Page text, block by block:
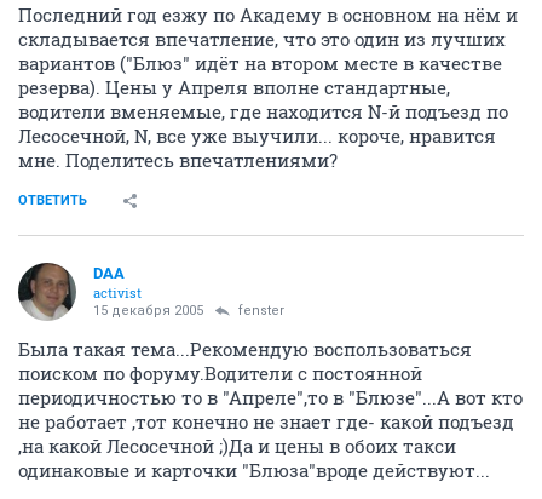
Последний год езжу по Академу в основном на нём и
складывается впечатление, что это один из лучших
вариантов ("Блюз" идёт на втором месте в качестве
резерва). Цены у Апреля вполне стандартные,
водители вменяемые, где находится N-й подъезд по
Лесосечной, N, все уже выучили... короче, нравится
мне. Поделитесь впечатлениями?
ОТВЕТИТЬ
DAA
activist
15 декабря 2005 fenster
Была такая тема...Рекомендую воспользоваться
поиском по форуму.Водители с постоянной
периодичностью то в "Апреле",то в "Блюзе"...А вот кто
не работает ,тот конечно не знает где- какой подъезд
,на какой Лесосечной ;)Да и цены в обоих такси
одинаковые и карточки "Блюза"вроде действуют...